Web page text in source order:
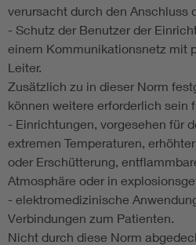
verursacht durch den Anschluss
- Schutz der Benutzer der
einem Kommunikationsnetz mit
Leiter.
Zusätzlich zu in dieser Norm
können weitere erforderlich sein
- Einrichtungen, vorgesehen für
extremen Temperaturen,
oder Erschütterung,
Atmosphäre oder in
- elektromedizinische
Verbindungen zum Patienten.
Nicht durch diese Norm